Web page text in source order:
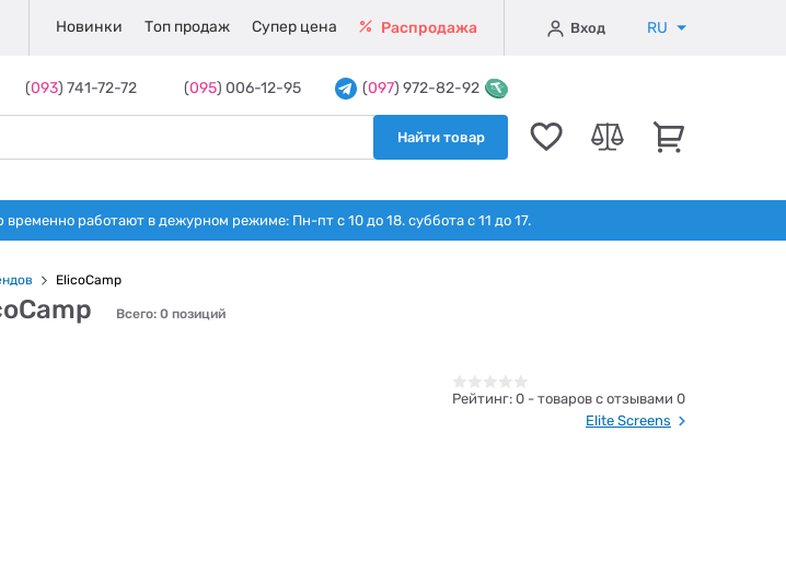
Новинки Топ продаж Супер цена Распродажа Вход RU
(093) 741-72-72 (095) 006-12-95 (097) 972-82-92
Найти товар
работают в дежурном режиме: Пн-пт с 10 до 18. суббота с 11 до 17.
ElicoCamp
Всего: 0 позиций
Рейтинг: 0 - товаров с отзывами 0
Elite Screens